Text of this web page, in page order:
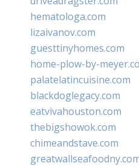
hematologa.com
lizaivanov.com
guesttinyhomes.com
home-plow-by-
palatelatincuisine.com
blackdoglegacy.com
eatvivahouston.com
thebigshowok.com
chimeandstave.com